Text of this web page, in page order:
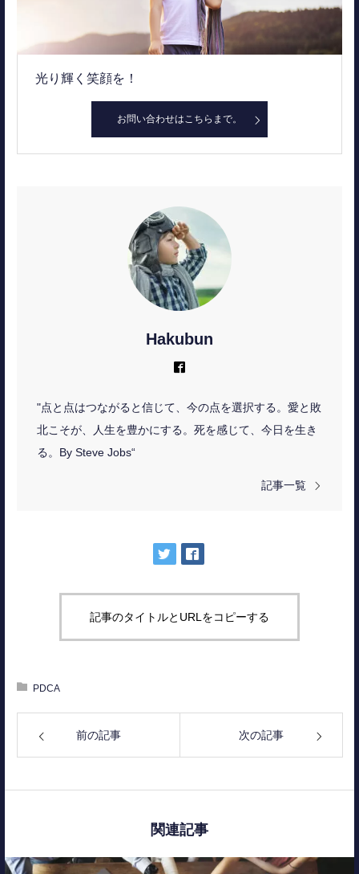
光り輝く笑顔を！
お問い合わせはこちらまで。
Hakubun
"点と点はつながると信じて、今の点を選択する。愛と敗
北こそが、人生を豊かにする。死を感じて、今日を生き
る。By Steve Jobs“
記事一覧
記事のタイトルとURLをコピーする
PDCA
前の記事 次の記事
関連記事